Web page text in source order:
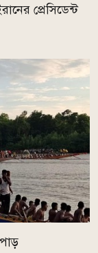
প্রেসিডেন্ট